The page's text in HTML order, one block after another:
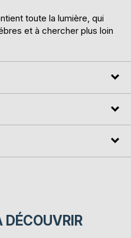
toute la lumière, qui
et à chercher plus loin
DÉCOUVRIR